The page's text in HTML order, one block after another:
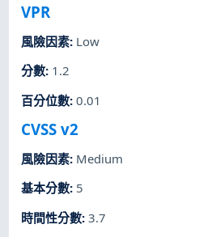
VPR
風險因素: Low
分數: 1.2
百分位數:0.01
CVSS v2
風險因素: Medium
基本分數: 5
時間性分數:3.7